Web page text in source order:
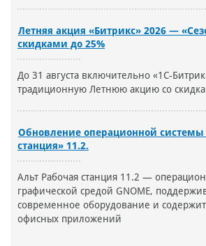
Летняя акция «Битрикс» 2026 —
скидками до 25%
До 31 августа включительно «1С-
традиционную Летнюю акцию со
Обновление операционной системы
станция» 11.2.
Альт Рабочая станция 11.2 —
графической средой GNOME,
современное оборудование и
офисных приложений